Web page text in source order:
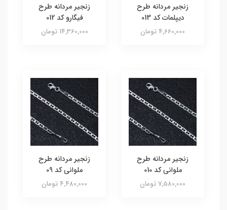
زنجیر مردانه طرح
دیپلمات کد 013
4,660,000 تومان
زنجیر مردانه طرح
فیگارو کد 012
14,360,000 تومان
زنجیر مردانه طرح
ملوانی کد 010
7,580,000 تومان
زنجیر مردانه طرح
ملوانی کد 09
4,480,000 تومان